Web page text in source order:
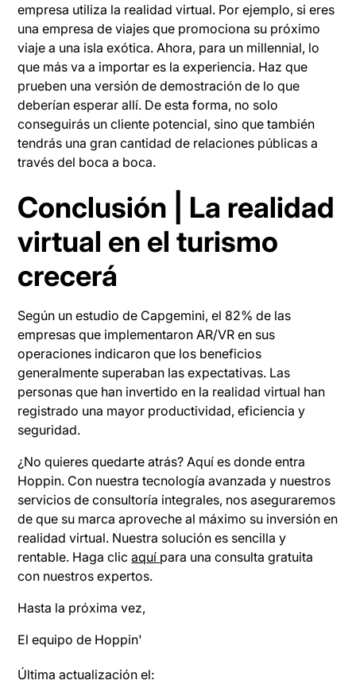
empresa utiliza la realidad virtual. Por ejemplo, si eres
una empresa de viajes que promociona su próximo
viaje a una isla exótica. Ahora, para un millennial, lo
que más va a importar es la experiencia. Haz que
prueben una versión de demostración de lo que
deberían esperar allí. De esta forma, no solo
conseguirás un cliente potencial, sino que también
tendrás una gran cantidad de relaciones públicas a
través del boca a boca.
Conclusión | La realidad
virtual en el turismo
crecerá
Según un estudio de Capgemini, el 82% de las
empresas que implementaron AR/VR en sus
operaciones indicaron que los beneficios
generalmente superaban las expectativas. Las
personas que han invertido en la realidad virtual han
registrado una mayor productividad, eficiencia y
seguridad.
¿No quieres quedarte atrás? Aquí es donde entra
Hoppin. Con nuestra tecnología avanzada y nuestros
servicios de consultoría integrales, nos aseguraremos
de que su marca aproveche al máximo su inversión en
realidad virtual. Nuestra solución es sencilla y
rentable. Haga clicaquí para una consulta gratuita
con nuestros expertos.
Hasta la próxima vez,
El equipo de Hoppin'
Última actualización el: